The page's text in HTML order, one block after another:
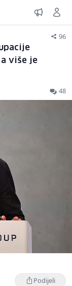
96
više je
48
Podijeli